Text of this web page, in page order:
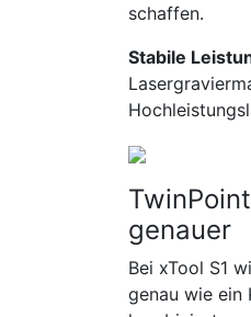
schaffen.
Stabile
genauer
Bei xTool S1
genau wie ein